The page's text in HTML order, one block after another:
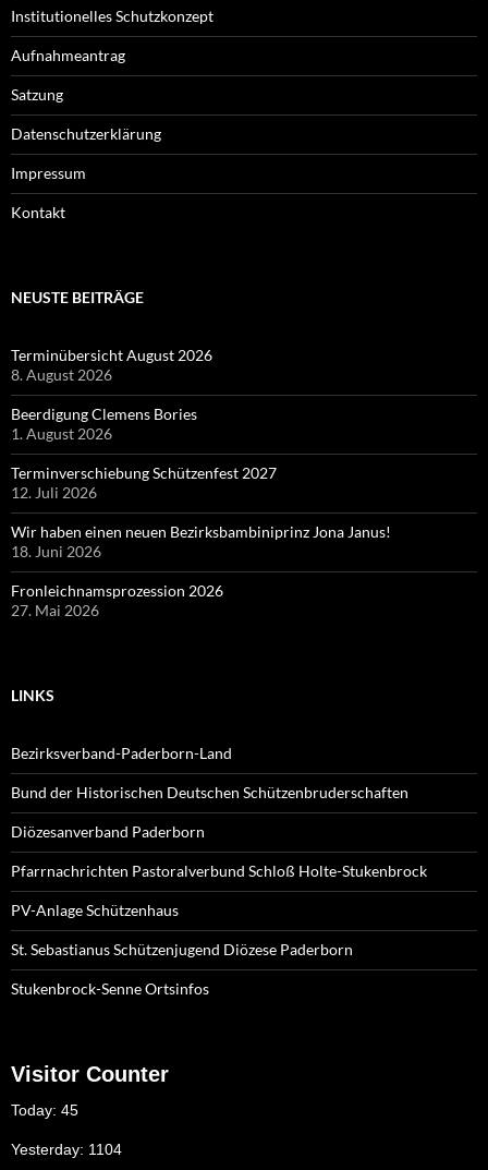
Institutionelles Schutzkonzept
Aufnahmeantrag
Satzung
Datenschutzerklärung
Impressum
Kontakt
NEUSTE BEITRÄGE
Terminübersicht August 2026
8. August 2026
Beerdigung Clemens Bories
1. August 2026
Terminverschiebung Schützenfest 2027
12. Juli 2026
Wir haben einen neuen Bezirksbambiniprinz Jona Janus!
18. Juni 2026
Fronleichnamsprozession 2026
27. Mai 2026
LINKS
Bezirksverband-Paderborn-Land
Bund der Historischen Deutschen Schützenbruderschaften
Diözesanverband Paderborn
Pfarrnachrichten Pastoralverbund Schloß Holte-Stukenbrock
PV-Anlage Schützenhaus
St. Sebastianus Schützenjugend Diözese Paderborn
Stukenbrock-Senne Ortsinfos
Visitor Counter
Today: 45
Yesterday: 1104